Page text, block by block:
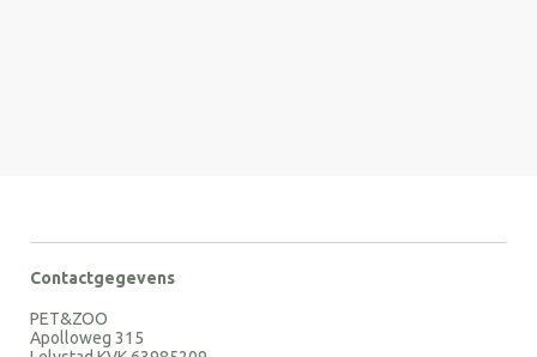
Contactgegevens
PET&ZOO
Apolloweg 315